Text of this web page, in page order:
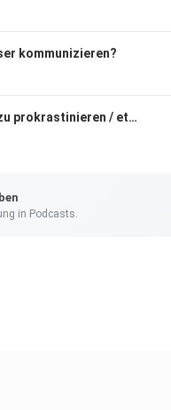
von äußeren Umständen
Jetzt gewinnen kannst
ermöglicht
kommunizieren?
Wie höre ich auf zu prokrastinieren / etwas aufzuschieben?
in Podcasts.